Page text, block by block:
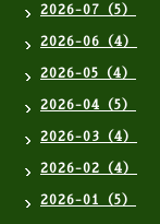
2026-07（5）
2026-06（4）
2026-05（4）
2026-04（5）
2026-03（4）
2026-02（4）
2026-01（5）